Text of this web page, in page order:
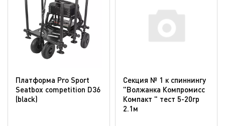
Платформа Pro Sport
Seatbox competition D36
(blaсk)
Секция № 1 к спиннингу
"Волжанка Компромисс
Компакт " тест 5-20гр
2.1м